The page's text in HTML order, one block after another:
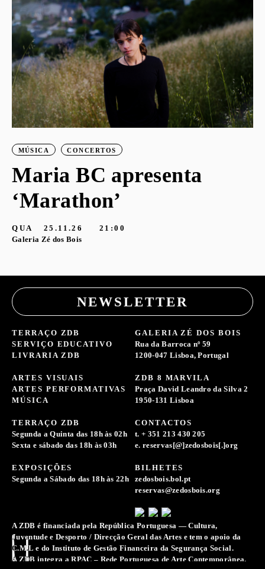
MÚSICA CONCERTOS
Maria BC apresenta
‘Marathon’
QUA 25.11.26
21:00
Galeria Zé dos Bois
NEWSLETTER
TERRAÇO ZDB
SERVIÇO EDUCATIVO
LIVRARIA ZDB
ARTES VISUAIS
ARTES PERFORMATIVAS
MÚSICA
GALERIA ZÉ DOS BOIS
Rua da Barroca nº 59
1200-047 Lisboa, Portugal
ZDB 8 MARVILA
Praça David Leandro da Silva 2
1950-131 Lisboa
TERRAÇO ZDB
Segunda a Quinta das 18h às 02h
Sexta e sábado das 18h às 03h
EXPOSIÇÕES
Segunda a Sábado das 18h às 22h
CONTACTOS
t. + 351 213 430 205
e. reservas[@]zedosbois[.]org
BILHETES
zedosbois.bol.pt
reservas@zedosbois.org
A ZDB é financiada pela República Portuguesa — Cultura,
Juventude e Desporto / Direcção Geral das Artes e tem o apoio da
C.M.L e do Instituto de Gestão Financeira da Segurança Social.
A ZDB integra a RPAC – Rede Portuguesa de Arte Contemporânea.